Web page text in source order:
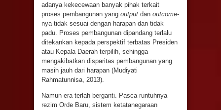
adanya kekecewaan banyak pihak terkait
proses pembangunan yang output dan outcome-
nya tidak sesuai dengan harapan dan tidak
padu. Proses pembangunan dipandang terlalu
ditekankan kepada perspektif terbatas Presiden
atau Kepala Daerah terpilih, sehingga
mengakibatkan disparitas pembangunan yang
masih jauh dari harapan (Mudiyati
Rahmatunnisa, 2013).
Namun era terlah berganti. Pasca runtuhnya
rezim Orde Baru, sistem ketatanegaraan